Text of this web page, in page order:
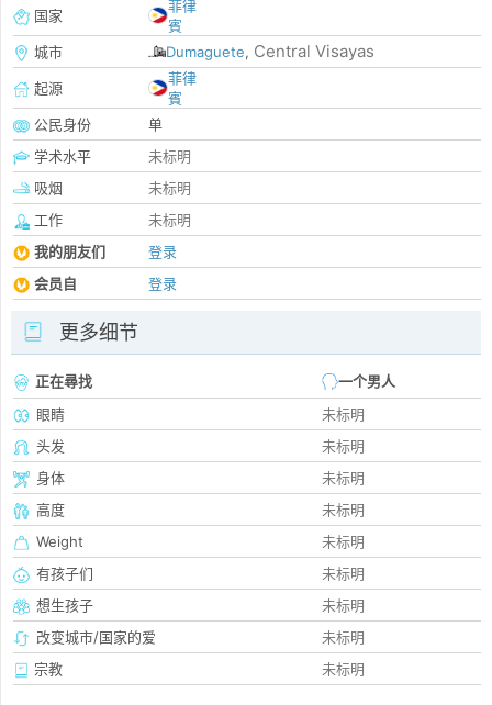
国家
菲律
賓
城市
Dumaguete, Central Visayas
起源
菲律
賓
公民身份
单
学术水平
未标明
吸烟
未标明
工作
未标明
我的朋友们
登录
会员自
登录
更多细节
正在尋找
一个男人
眼睛
未标明
头发
未标明
身体
未标明
高度
未标明
Weight
未标明
有孩子们
未标明
想生孩子
未标明
改变城市/国家的爱
未标明
宗教
未标明